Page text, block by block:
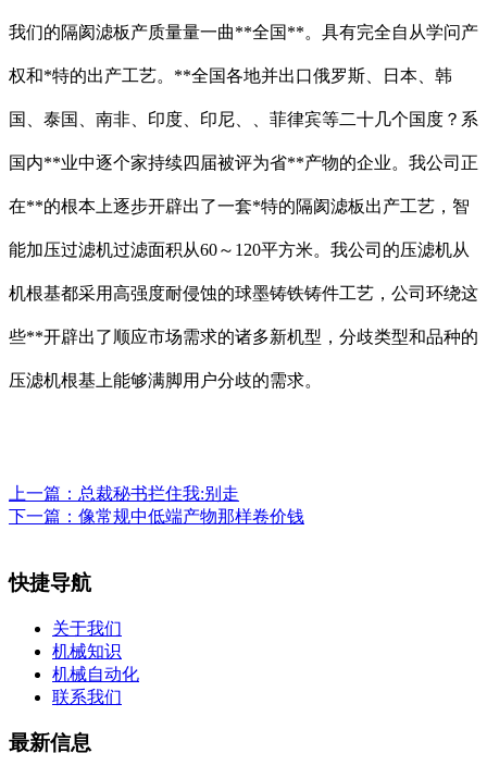
我们的隔阂滤板产质量量一曲**全国**。具有完全自从学问产
权和*特的出产工艺。**全国各地并出口俄罗斯、日本、韩
国、泰国、南非、印度、印尼、、菲律宾等二十几个国度？系
国内**业中逐个家持续四届被评为省**产物的企业。我公司正
在**的根本上逐步开辟出了一套*特的隔阂滤板出产工艺，智
能加压过滤机过滤面积从60～120平方米。我公司的压滤机从
机根基都采用高强度耐侵蚀的球墨铸铁铸件工艺，公司环绕这
些**开辟出了顺应市场需求的诸多新机型，分歧类型和品种的
压滤机根基上能够满脚用户分歧的需求。
上一篇： 总裁秘书拦住我:别走
下一篇： 像常规中低端产物那样卷价钱
快捷导航
关于我们
机械知识
机械自动化
联系我们
最新信息